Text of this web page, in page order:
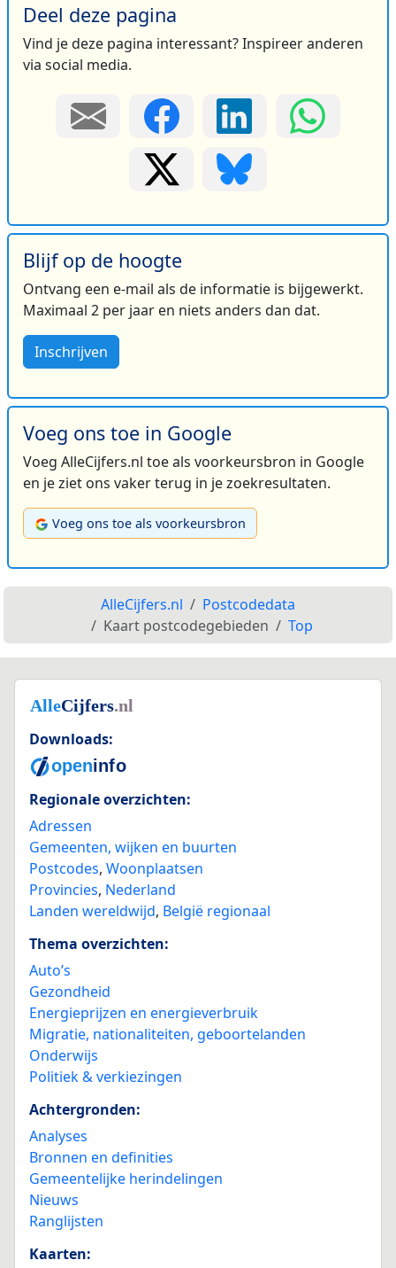
Deel deze pagina
Vind je deze pagina interessant? Inspireer anderen
via social media.
Blijf op de hoogte
Ontvang een e-mail als de informatie is bijgewerkt.
Maximaal 2 per jaar en niets anders dan dat.
Inschrijven
Voeg ons toe in Google
Voeg AlleCijfers.nl toe als voorkeursbron in Google
en je ziet ons vaker terug in je zoekresultaten.
Voeg ons toe als voorkeursbron
AlleCijfers.nl
Postcodedata
Kaart postcodegebieden
Top
Downloads:
Regionale overzichten:
Adressen
Gemeenten, wijken en buurten
Postcodes, Woonplaatsen
Provincies, Nederland
Landen wereldwijd, België regionaal
Thema overzichten:
Auto’s
Gezondheid
Energieprijzen en energieverbruik
Migratie, nationaliteiten, geboortelanden
Onderwijs
Politiek & verkiezingen
Achtergronden:
Analyses
Bronnen en definities
Gemeentelijke herindelingen
Nieuws
Ranglijsten
Kaarten: